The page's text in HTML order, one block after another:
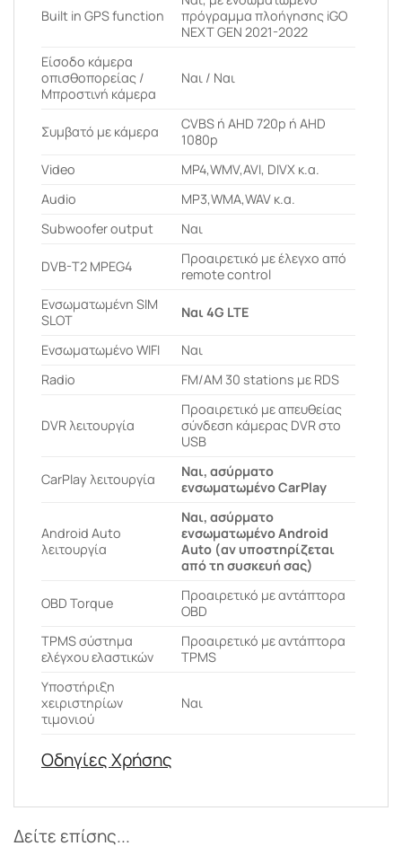
Built in GPS function
πρόγραμμα πλοήγησης iGO
NEXT GEN 2021-2022
Είσοδο κάμερα
οπισθοπορείας /
Μπροστινή κάμερα
Ναι / Ναι
Συμβατό με κάμερα
CVBS ή AHD 720p ή AHD
1080p
Video
MP4,WMV,AVI, DIVX κ.α.
Audio
MP3,WMA,WAV κ.α.
Subwoofer output
Ναι
DVB-T2 MPEG4
Προαιρετικό με έλεγχο από
remote control
Ενσωματωμένη SIM
SLOT
Ναι 4G LTE
Ενσωματωμένο WIFI
Ναι
Radio
FM/AM 30 stations με RDS
DVR λειτουργία
Προαιρετικό με απευθείας
σύνδεση κάμερας DVR στο
USB
CarPlay λειτουργία
Ναι, ασύρματο
ενσωματωμένο CarPlay
Android Auto
λειτουργία
Ναι, ασύρματο
ενσωματωμένο Android
Auto (αν υποστηρίζεται
από τη συσκευή σας)
OBD Torque
Προαιρετικό με αντάπτορα
OBD
ΤPMS σύστημα
ελέγχου ελαστικών
Προαιρετικό με αντάπτορα
TPMS
Υποστήριξη
χειριστηρίων
τιμονιού
Ναι
Οδηγίες Χρήσης
Δείτε επίσης...